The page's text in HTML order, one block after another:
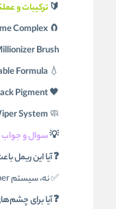
🔰ترکیبات و
🧲
Complex
Brush
💧
Formula
🖤
Pigment
🧼
System
💡سوال و جواب
❓ آیا این
✅ نه، سیستم Clean Sweep Wiper مقدار اضافی مواد را حذف می‌کند و برس Millionizer تفکیک کامل ایجاد می‌کند.
❓ آیا برای